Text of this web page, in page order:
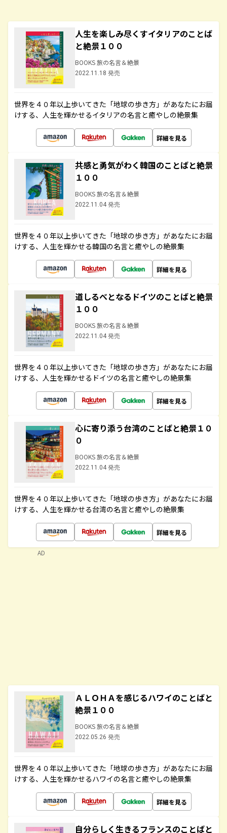
人生を楽しみ尽くすイタリアのことば
と絶景１００
BOOKS 旅の名言＆絶景
2022.11.18 発売
世界を４０年以上歩いてきた「地球の歩き方」があなたにお届
けする、人生を輝かせるイタリアの名言と癒やしの絶景集
詳細を見る
共感と勇気がわく韓国のことばと絶景
１００
BOOKS 旅の名言＆絶景
2022.11.04 発売
世界を４０年以上歩いてきた「地球の歩き方」があなたにお届
けする、人生を輝かせる韓国の名言と癒やしの絶景集
詳細を見る
道しるべとなるドイツのことばと絶景
１００
BOOKS 旅の名言＆絶景
2022.11.04 発売
世界を４０年以上歩いてきた「地球の歩き方」があなたにお届
けする、人生を輝かせるドイツの名言と癒やしの絶景集
詳細を見る
心に寄り添う台湾のことばと絶景１０
０
BOOKS 旅の名言＆絶景
2022.11.04 発売
世界を４０年以上歩いてきた「地球の歩き方」があなたにお届
けする、人生を輝かせる台湾の名言と癒やしの絶景集
詳細を見る
ＡＬＯＨＡを感じるハワイのことばと
絶景１００
BOOKS 旅の名言＆絶景
2022.05.26 発売
世界を４０年以上歩いてきた「地球の歩き方」があなたにお届
けする、人生を輝かせるハワイの名言と癒やしの絶景集
詳細を見る
自分らしく生きるフランスのことばと
AD